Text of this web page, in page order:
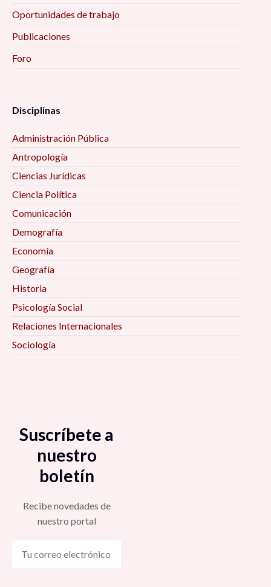
Oportunidades de trabajo
Publicaciones
Foro
Disciplinas
Administración Pública
Antropología
Ciencias Jurídicas
Ciencia Política
Comunicación
Demografía
Economía
Geografía
Historia
Psicología Social
Relaciones Internacionales
Sociología
Suscríbete a
nuestro
boletín
Recibe novedades de
nuestro portal